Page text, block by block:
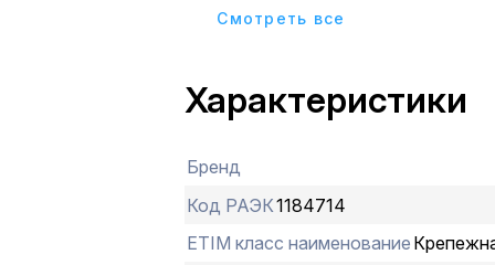
Cмотреть все
Характеристики
Бренд
Код РАЭК1184714
ETIM класс наименование